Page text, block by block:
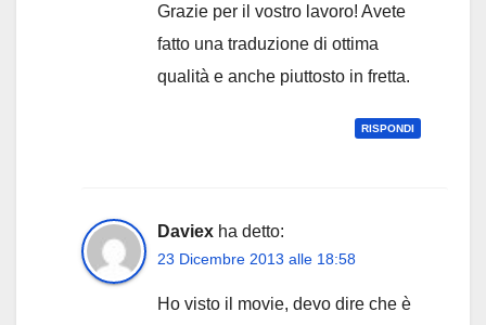
Grazie per il vostro lavoro! Avete
fatto una traduzione di ottima
qualità e anche piuttosto in fretta.
RISPONDI
Daviex ha detto:
23 Dicembre 2013 alle 18:58
Ho visto il movie, devo dire che è